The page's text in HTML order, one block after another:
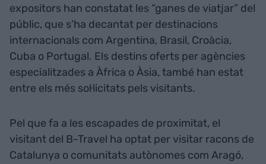
expositors han constatat les “ganes de viatjar” del
públic, que s’ha decantat per destinacions
internacionals com Argentina, Brasil, Croàcia,
Cuba o Portugal. Els destins oferts per agències
especialitzades a Àfrica o Àsia, també han estat
entre els més sol·licitats pels visitants.
Pel que fa a les escapades de proximitat, el
visitant del B-Travel ha optat per visitar racons de
Catalunya o comunitats autònomes com Aragó,